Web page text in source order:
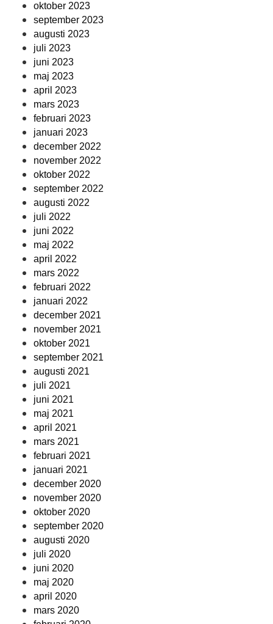
oktober 2023
september 2023
augusti 2023
juli 2023
juni 2023
maj 2023
april 2023
mars 2023
februari 2023
januari 2023
december 2022
november 2022
oktober 2022
september 2022
augusti 2022
juli 2022
juni 2022
maj 2022
april 2022
mars 2022
februari 2022
januari 2022
december 2021
november 2021
oktober 2021
september 2021
augusti 2021
juli 2021
juni 2021
maj 2021
april 2021
mars 2021
februari 2021
januari 2021
december 2020
november 2020
oktober 2020
september 2020
augusti 2020
juli 2020
juni 2020
maj 2020
april 2020
mars 2020